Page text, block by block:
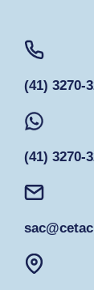
(41) 3270-
(41) 3270-